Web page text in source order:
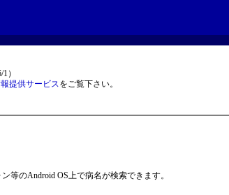
1）
提供サービスをご覧下さい。
等のAndroid OS上で病名が検索できます。